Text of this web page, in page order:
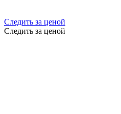
Следить за ценой
Следить за ценой